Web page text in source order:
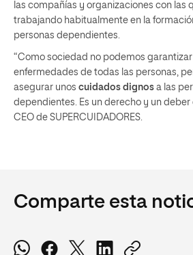
las compañías y organizaciones con las
trabajando habitualmente en la
personas dependientes.
“Como sociedad no podemos
enfermedades de todas las personas,
asegurar unos cuidados dignos a las
dependientes. Es un derecho y un deber
CEO de SUPERCUIDADORES.
Comparte esta